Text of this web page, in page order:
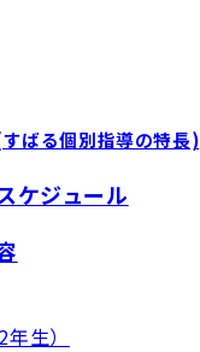
ばる個別指導の特長)
ケジュール
生）